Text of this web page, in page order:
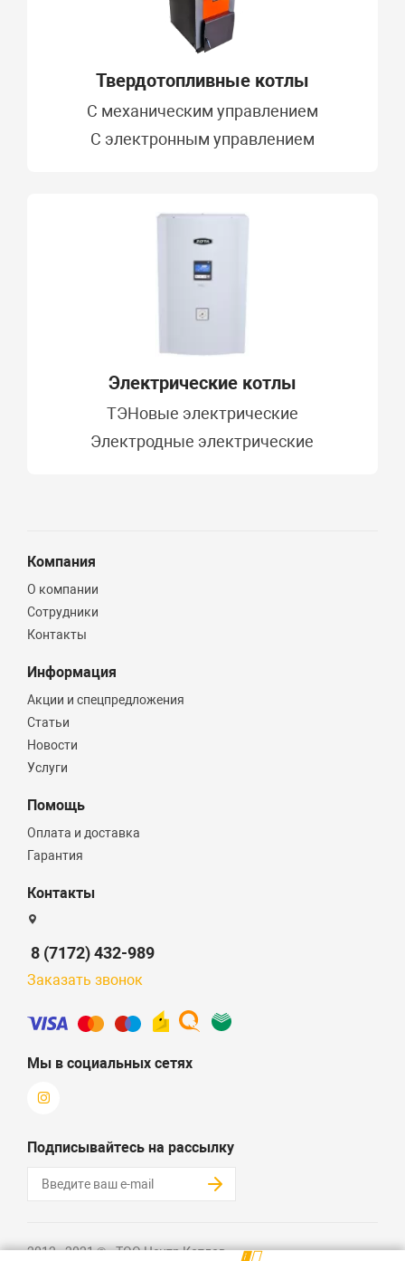
Твердотопливные котлы
C механическим управлением
С электронным управлением
Электрические котлы
ТЭНовые электрические
Электродные электрические
Компания
О компании
Сотрудники
Контакты
Информация
Акции и спецпредложения
Статьи
Новости
Услуги
Помощь
Оплата и доставка
Гарантия
Контакты
8 (7172) 432-989
Заказать звонок
Мы в социальных сетях
Подписывайтесь на рассылку
2012 - 2021 © «ТОО Центр Котлов»